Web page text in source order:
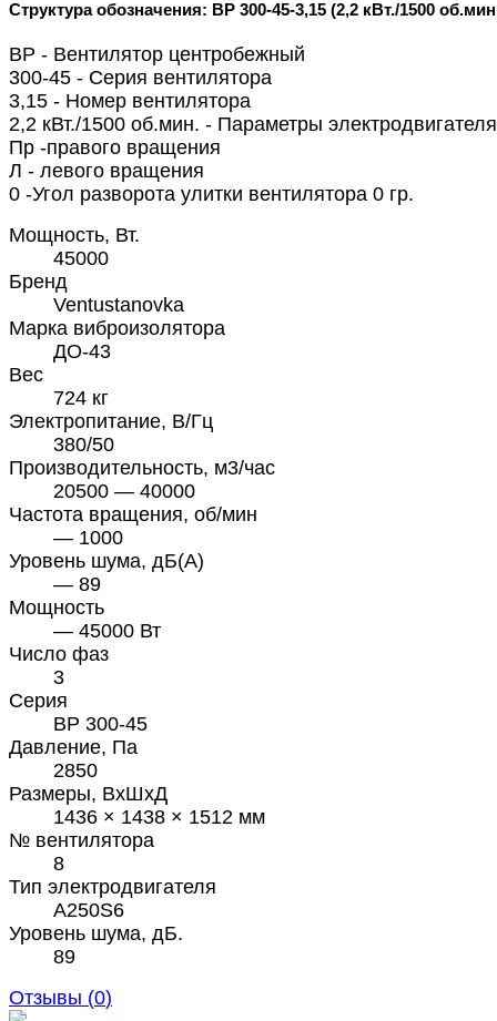
Структура обозначения: ВР 300-45-3,15 (2,2 кВт./1500
ВР - Вентилятор центробежный
300-45 - Серия вентилятора
3,15 - Номер вентилятора
2,2 кВт./1500 об.мин. - Параметры электродвигателя
Пр -правого вращения
Л - левого вращения
0 -Угол разворота улитки вентилятора 0 гр.
Мощность, Вт.
45000
Бренд
Ventustanovka
Марка виброизолятора
ДО-43
Вес
724 кг
Электропитание, В/Гц
380/50
Производительность, м3/час
20500 — 40000
Частота вращения, об/мин
— 1000
Уровень шума, дБ(А)
— 89
Мощность
— 45000 Вт
Число фаз
3
Серия
ВР 300-45
Давление, Па
2850
Размеры, ВхШхД
1436 × 1438 × 1512 мм
№ вентилятора
8
Тип электродвигателя
A250S6
Уровень шума, дБ.
89
Отзывы (0)